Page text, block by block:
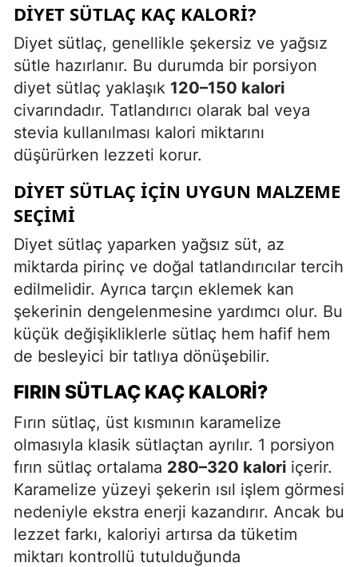
DIYET SÜTLAÇ KAÇ KALORI?
Diyet sütlaç, genellikle şekersiz ve yağsız
sütle hazırlanır. Bu durumda bir porsiyon
diyet sütlaç yaklaşık 120–150 kalori
civarındadır. Tatlandırıcı olarak bal veya
stevia kullanılması kalori miktarını
düşürürken lezzeti korur.
DIYET SÜTLAÇ İÇIN UYGUN MALZEME
SEÇIMI
Diyet sütlaç yaparken yağsız süt, az
miktarda pirinç ve doğal tatlandırıcılar tercih
edilmelidir. Ayrıca tarçın eklemek kan
şekerinin dengelenmesine yardımcı olur. Bu
küçük değişikliklerle sütlaç hem hafif hem
de besleyici bir tatlıya dönüşebilir.
FIRIN SÜTLAÇ KAÇ KALORI?
Fırın sütlaç, üst kısmının karamelize
olmasıyla klasik sütlaçtan ayrılır. 1 porsiyon
fırın sütlaç ortalama 280–320 kalori içerir.
Karamelize yüzeyi şekerin ısıl işlem görmesi
nedeniyle ekstra enerji kazandırır. Ancak bu
lezzet farkı, kaloriyi artırsa da tüketim
miktarı kontrollü tutulduğunda